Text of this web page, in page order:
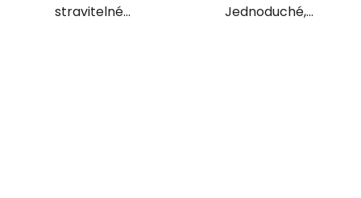
stravitelné...
Jednoduché,...